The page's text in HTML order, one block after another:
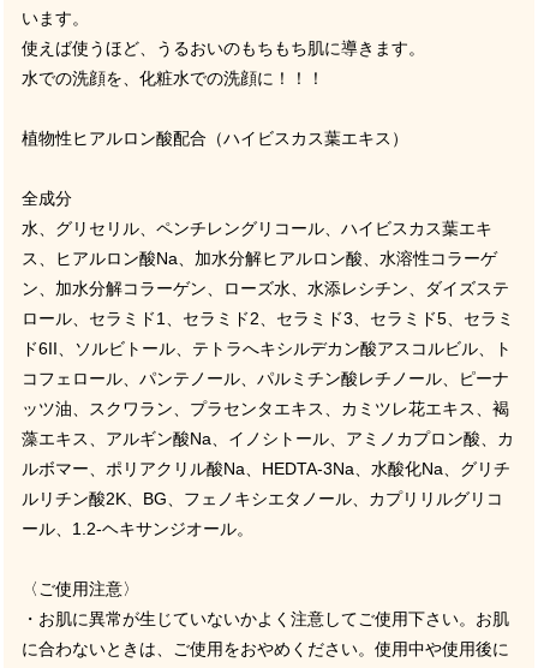
います。
使えば使うほど、うるおいのもちもち肌に導きます。
水での洗顔を、化粧水での洗顔に！！！
植物性ヒアルロン酸配合（ハイビスカス葉エキス）
全成分
水、グリセリル、ペンチレングリコール、ハイビスカス葉エキ
ス、ヒアルロン酸Na、加水分解ヒアルロン酸、水溶性コラーゲ
ン、加水分解コラーゲン、ローズ水、水添レシチン、ダイズステ
ロール、セラミド1、セラミド2、セラミド3、セラミド5、セラミ
ド6II、ソルビトール、テトラへキシルデカン酸アスコルビル、ト
コフェロール、パンテノール、パルミチン酸レチノール、ピーナ
ッツ油、スクワラン、プラセンタエキス、カミツレ花エキス、褐
藻エキス、アルギン酸Na、イノシトール、アミノカプロン酸、カ
ルボマー、ポリアクリル酸Na、HEDTA-3Na、水酸化Na、グリチ
ルリチン酸2K、BG、フェノキシエタノール、カプリリルグリコ
ール、1.2-ヘキサンジオール。
〈ご使用注意〉
・お肌に異常が生じていないかよく注意してご使用下さい。お肌
に合わないときは、ご使用をおやめください。使用中や使用後に